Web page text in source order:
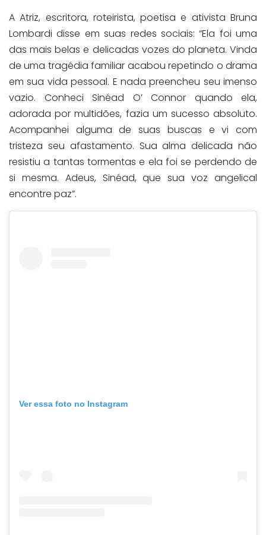
A Atriz, escritora, roteirista, poetisa e ativista Bruna
Lombardi disse em suas redes sociais: “Ela foi uma
das mais belas e delicadas vozes do planeta. Vinda
de uma tragédia familiar acabou repetindo o drama
em sua vida pessoal. E nada preencheu seu imenso
vazio. Conheci Sinéad O’ Connor quando ela,
adorada por multidões, fazia um sucesso absoluto.
Acompanhei alguma de suas buscas e vi com
tristeza seu afastamento. Sua alma delicada não
resistiu a tantas tormentas e ela foi se perdendo de
si mesma. Adeus, Sinéad, que sua voz angelical
encontre paz”.
Ver essa foto no Instagram